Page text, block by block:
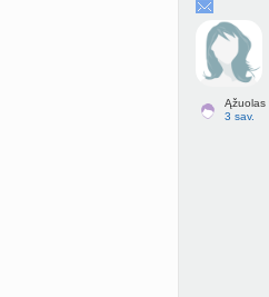
Ąžuolas
3 sav.